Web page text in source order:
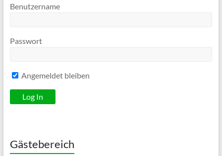
Benutzername
Passwort
Angemeldet bleiben
Gästebereich